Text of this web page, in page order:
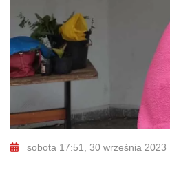
sobota 17:51, 30 września 2023